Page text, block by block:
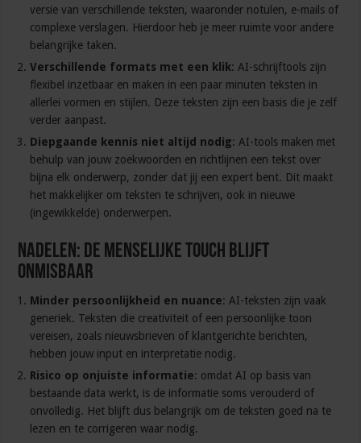
versie van verschillende teksten, waaronder notulen, e-mails of
complexe verslagen. Hierdoor heb je meer ruimte voor andere
belangrijke taken.
Verschillende formats met een klik: AI-schrijftools zijn
flexibel inzetbaar en maken in een paar minuten teksten in
allerlei vormen en stijlen. Deze teksten zijn een basis die je zelf
verder aanpast.
Diepgaande kennis niet altijd nodig: AI-tools maken met
behulp van jouw zoekwoorden en richtlijnen een tekst over
bijna elk onderwerp, zonder dat jij een expert bent. Dit maakt
het makkelijker om teksten te schrijven, ook in nieuwe
(ingewikkelde) onderwerpen.
Nadelen: De menselijke touch blijft
onmisbaar
Minder persoonlijkheid en nuance: AI-teksten zijn vaak
generiek. Teksten die creativiteit of een persoonlijke toon
vereisen, zoals nieuwsbrieven of klantgerichte berichten,
hebben jouw input en interpretatie nodig.
Risico op onjuiste informatie: omdat AI op basis van
bestaande data werkt, is de informatie soms verouderd of
onvolledig. Het blijft dus belangrijk om de teksten goed na te
lezen en te corrigeren waar nodig.